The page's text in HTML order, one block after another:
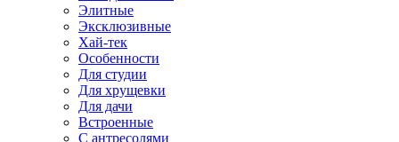
Элитные
Эксклюзивные
Хай-тек
Особенности
Для студии
Для хрущевки
Для дачи
Встроенные
С антресолями